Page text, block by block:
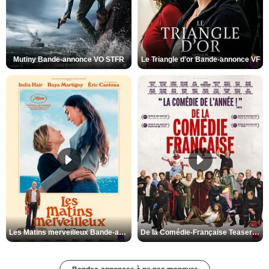
Mutiny Bande-annonce VO STFR Le Triangle d'or Bande-annonce VF
Les Matins merveilleux Bande-annonce VF De la Comédie-Française Teaser VF